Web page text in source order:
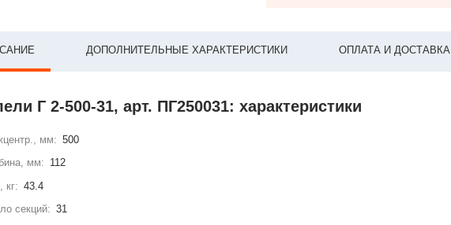
ДОПОЛНИТЕЛЬНЫЕ ХАРАКТЕРИСТИКИ ОПЛАТА И ДОСТАВКА
Г 2-500-31, арт. ПГ250031: характеристики
мм: 500
мм: 112
кг: 43.4
секций: 31